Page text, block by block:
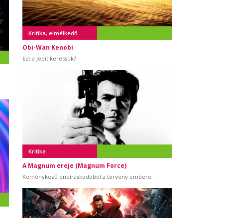
Kritika, elmélkedő
Obi-Wan Kenobi
Ezt a Jedit keressük?
Kritika
A Magnum ereje (Magnum Force)
Keménykezű önbíráskodóból a törvény embere.